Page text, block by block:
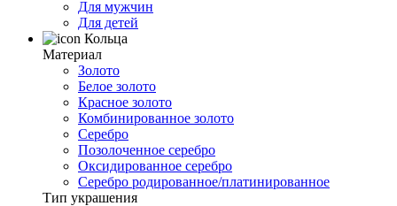
Для мужчин
Для детей
Кольца
Материал
Золото
Белое золото
Красное золото
Комбинированное золото
Серебро
Позолоченное серебро
Оксидированное серебро
Серебро родированное/платинированное
Тип украшения